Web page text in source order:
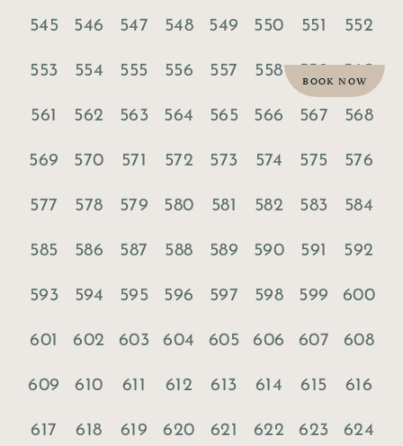
BOOK NOW
545 546 547 548 549 550 551 552
553 554 555 556 557 558
561 562 563 564 565 566 567 568
569 570 571 572 573 574 575 576
577 578 579 580 581 582 583 584
585 586 587 588 589 590 591 592
593 594 595 596 597 598 599 600
601 602 603 604 605 606 607 608
609 610 611 612 613 614 615 616
617 618 619 620 621 622 623 624